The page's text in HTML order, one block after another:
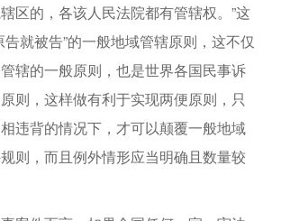
区的，各该人民法院都有管辖权。”这
告就被告”的一般地域管辖原则，这不仅
辖的一般原则，也是世界各国民事诉
则，这样做有利于实现两便原则，只
违背的情况下，才可以颠覆一般地域
则，而且例外情形应当明确且数量较